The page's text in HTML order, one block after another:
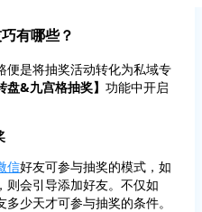
有哪些？
便是将抽奖活动转化为私域专
盘&九宫格抽奖】 功能中开启
信好友可参与抽奖的模式，如
则会引导添加好友。不仅如
少天才可参与抽奖的条件。